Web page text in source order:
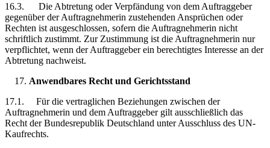
16.3. Die Abtretung oder Verpfändung von dem Auftraggeber
gegenüber der Auftragnehmerin zustehenden Ansprüchen oder
Rechten ist ausgeschlossen, sofern die Auftragnehmerin nicht
schriftlich zustimmt. Zur Zustimmung ist die Auftragnehmerin nur
verpflichtet, wenn der Auftraggeber ein berechtigtes Interesse an der
Abtretung nachweist.
Anwendbares Recht und Gerichtsstand
17.1. Für die vertraglichen Beziehungen zwischen der
Auftragnehmerin und dem Auftraggeber gilt ausschließlich das
Recht der Bundesrepublik Deutschland unter Ausschluss des UN-
Kaufrechts.